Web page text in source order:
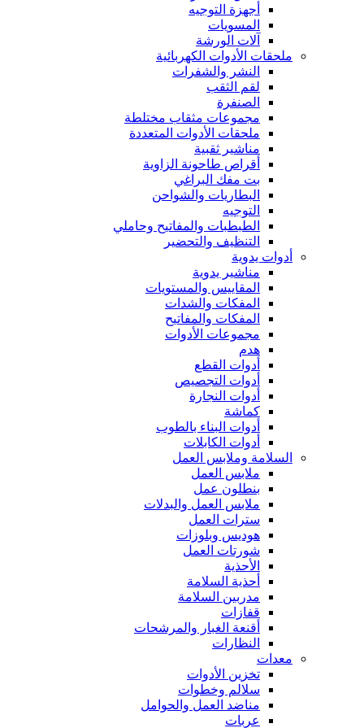
أجهزة التوجيه
المسويات
آلات الورشة
ملحقات الأدوات الكهربائية
النشر والشفرات
لقم الثقب
الصنفرة
مجموعات مثقاب مختلطة
ملحقات الأدوات المتعددة
مناشير ثقبية
أقراص طاحونة الزاوية
بت مفك البراغي
البطاريات والشواحن
التوجيه
الطبطبات والمفاتيح وحاملي
التنظيف والتحضير
أدوات يدوية
مناشير يدوية
المقاييس والمستويات
المفكات والشدات
المفكات والمفاتيح
مجموعات الأدوات
هدم
أدوات القطع
أدوات التجصيص
أدوات النجارة
كماشة
أدوات البناء بالطوب
أدوات الكابلات
السلامة وملابس العمل
ملابس العمل
بنطلون عمل
ملابس العمل والبدلات
سترات العمل
هوديس وبلوزات
شورتات العمل
الأحذية
أحذية السلامة
مدربين السلامة
قفازات
أقنعة الغبار والمرشحات
النظارات
معدات
تخزين الأدوات
سلالم وخطوات
مناضد العمل والحوامل
عربات